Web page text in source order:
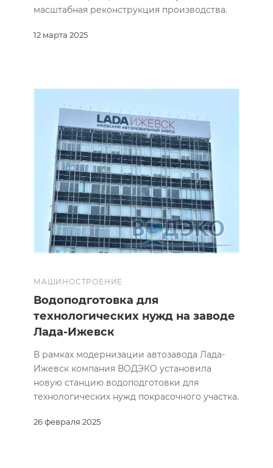
12 марта 2025
масштабная реконструкция производства.
МАШИНОСТРОЕНИЕ
26 февраля 2025
Водоподготовка для
технологических нужд на заводе
Лада-Ижевск
В рамках модернизации автозавода Лада-
Ижевск компания ВОДЭКО установила
новую станцию водоподготовки для
технологических нужд покрасочного участка.